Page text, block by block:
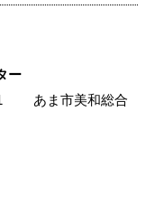
ー
1 あま市美和総合